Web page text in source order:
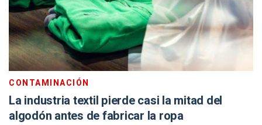
CONTAMINACIÓN
La industria textil pierde casi la mitad del
algodón antes de fabricar la ropa